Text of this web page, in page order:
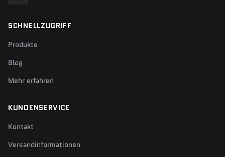
SCHNELLZUGRIFF
Produkte
Blog
Mehr erfahren
KUNDENSERVICE
Kontakt
Versandinformationen